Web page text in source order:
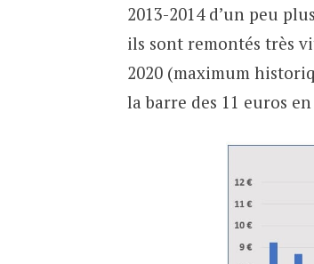
2013-2014 d’un peu
ils sont remontés très
2020 (maximum
la barre des 11 euros